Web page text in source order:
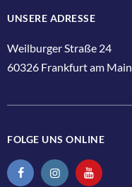
UNSERE ADRESSE
Weilburger Straße 24
60326 Frankfurt am Main
FOLGE UNS ONLINE